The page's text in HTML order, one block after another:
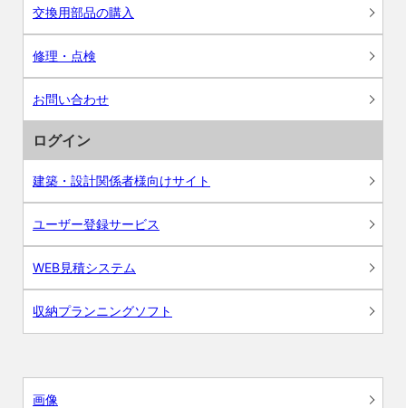
交換用部品の購入
修理・点検
お問い合わせ
ログイン
建築・設計関係者様向けサイト
ユーザー登録サービス
WEB見積システム
収納プランニングソフト
画像